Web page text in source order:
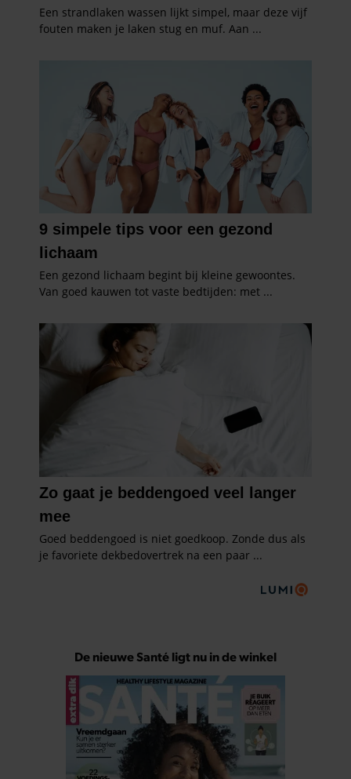
De nieuwe Santé ligt nu in de winkel